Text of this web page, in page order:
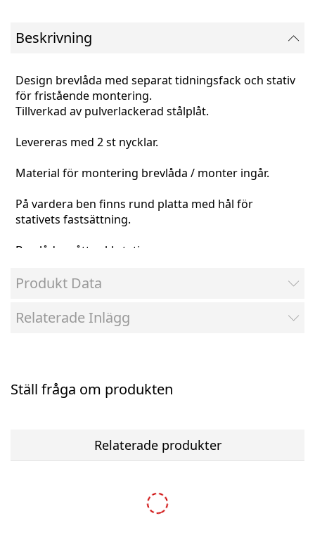
Beskrivning
Design brevlåda med separat tidningsfack och stativ
för fristående montering.
Tillverkad av pulverlackerad stålplåt.
Levereras med 2 st nycklar.
Material för montering brevlåda / monter ingår.
På vardera ben finns rund platta med hål för
stativets fastsättning.
Brevlåda mått exkl stativ
Inkastets öppning (HxB) 35x300mm
Brevlåda mått inkl stativ
Produkt Data
Relaterade Inlägg
Ställ fråga om produkten
Relaterade produkter